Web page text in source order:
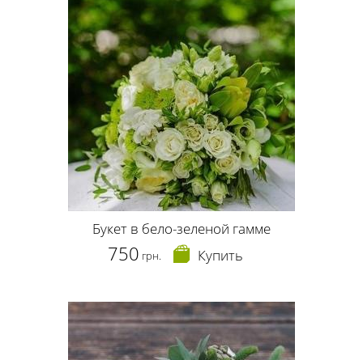
Букет в бело-зеленой гамме
750 грн. Купить